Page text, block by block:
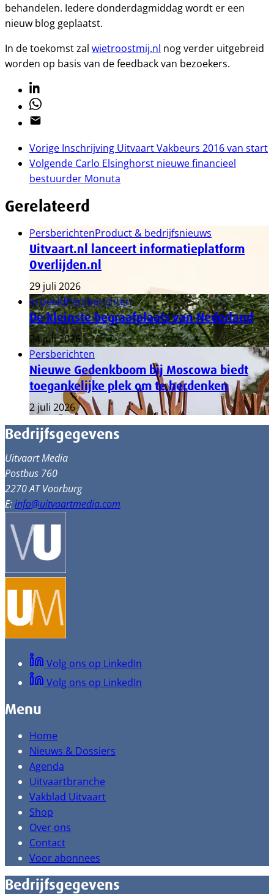
behandelen. Iedere donderdagmiddag wordt er een
nieuw blog geplaatst.
In de toekomst zal wietroostmij.nl nog verder uitgebreid
worden op basis van de feedback van bezoekers.
Linkedin
Whatsapp
Email
Vorige Inschrijving Uitvaart Vakbeurs 2016 van start
Volgende Carlo Elsinghorst nieuwe financieel
bestuurder Monuta
Gerelateerd
PersberichtenProduct & bedrijfsnieuws
Uitvaart.nl lanceert informatieplatform
Overlijden.nl
29 juli 2026
In beeldPersberichten
De kleinste begraafplaats van Nederland
24 juli 2026
Persberichten
Nieuwe Gedenkboom bij Moscowa biedt
toegankelijke plek om te herdenken
2 juli 2026
Bedrijfsgegevens
Uitvaart Media
Postbus 760
2270 AT Voorburg
E:info@uitvaartmedia.com
Volg ons op LinkedIn
Volg ons op LinkedIn
Menu
Home
Nieuws & Dossiers
Agenda
Uitvaartbranche
Vakblad Uitvaart
Shop
Over ons
Contact
Voor abonnees
Bedrijfsgegevens